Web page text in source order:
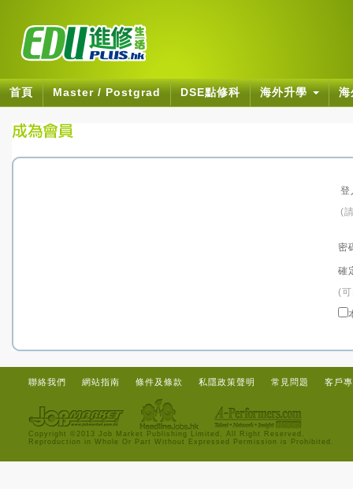
首頁 Master / Postgrad DSE點修科 海外升學
登
(
密
確
(
聯絡我們 網站指南 條件及條款 私隱政策聲明 常見問題 客戶
Copyright ©2013 Job Market Publishing Limited. All Right Reserved.
Reproduction in Whole Or Part Without Expressed Permission is Prohibited.